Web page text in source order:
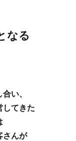
なる
い、​
してきた​
さんが​